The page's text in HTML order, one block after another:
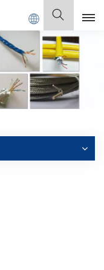
Deutsch